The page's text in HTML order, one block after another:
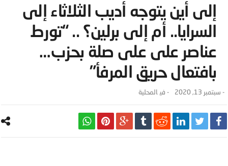
إلى أين يتوجه أديب الثلاثاء إلى
السرايا.. أم إلى برلين؟ .. “تورط
عناصر على على صلة بحزب…
بافتعال حريق المرفأ”
- سبتمبر 13, 2020 - ‎في المحلية